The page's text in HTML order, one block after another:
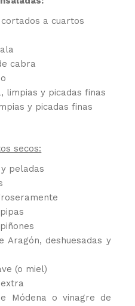
a cuartos
cabra
limpias y picadas finas
y picadas finas
secos:
peladas
Aragón, deshuesadas y
(o miel)
Módena o vinagre de